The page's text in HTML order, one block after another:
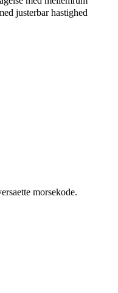
justerbar hastighed
morsekode.